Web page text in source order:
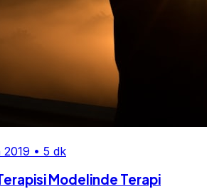
2019 • 5 dk
Modelinde Terapi